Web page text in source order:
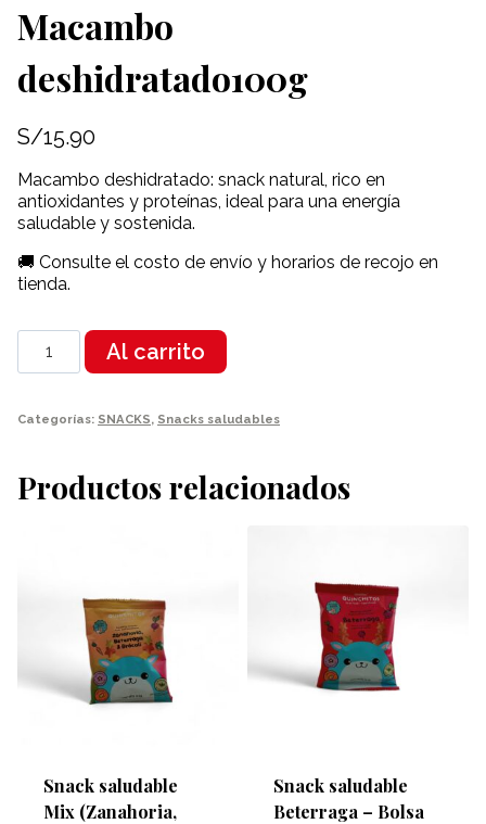
Macambo
deshidratado100g
S/15.90
Macambo deshidratado: snack natural, rico en
antioxidantes y proteínas, ideal para una energía
saludable y sostenida.
🚚 Consulte el costo de envío y horarios de recojo en
tienda.
Macambo
deshidratado100g
Al carrito
Categorías: SNACKS, Snacks saludables
Productos relacionados
Snack saludable
Mix (Zanahoria,
Snack saludable
Beterraga – Bolsa